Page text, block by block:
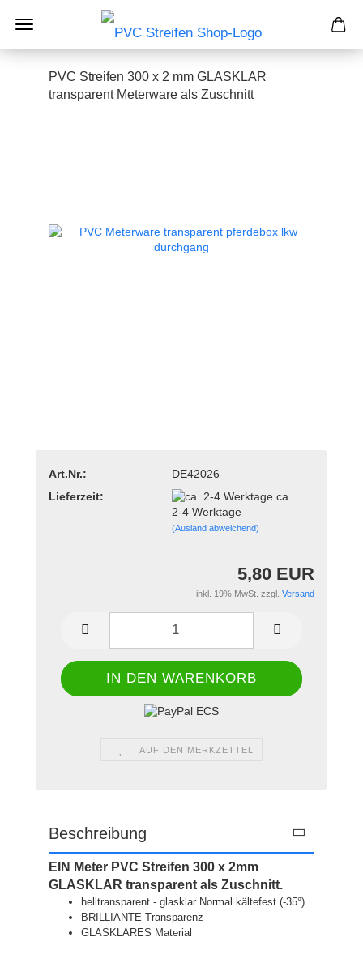
PVC Streifen 300 x 2 mm GLASKLAR
transparent Meterware als Zuschnitt
Art.Nr.:
DE42026
Lieferzeit:
ca.
2-4 Werktage
(Ausland abweichend)
5,80 EUR
inkl. 19% MwSt. zzgl. Versand
AUF DEN MERKZETTEL
Beschreibung
EIN Meter PVC Streifen 300 x 2mm
GLASKLAR transparent als Zuschnitt.
helltransparent - glasklar Normal kältefest (-35°)
BRILLIANTE Transparenz
GLASKLARES Material